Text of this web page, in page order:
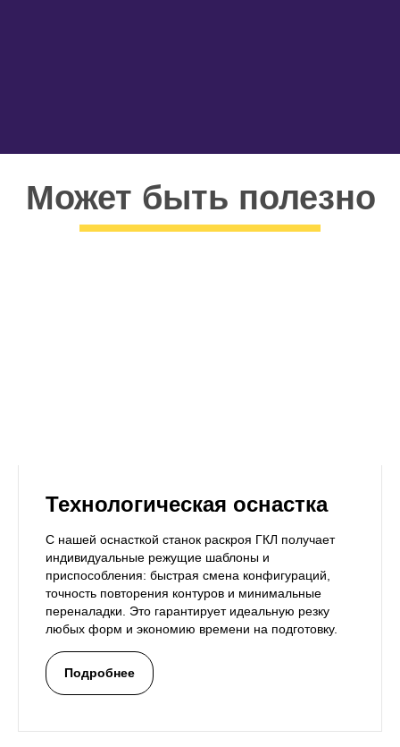
Может быть полезно
Технологическая оснастка
С нашей оснасткой станок раскроя ГКЛ получает
индивидуальные режущие шаблоны и
приспособления: быстрая смена конфигураций,
точность повторения контуров и минимальные
переналадки. Это гарантирует идеальную резку
любых форм и экономию времени на подготовку.
Подробнее